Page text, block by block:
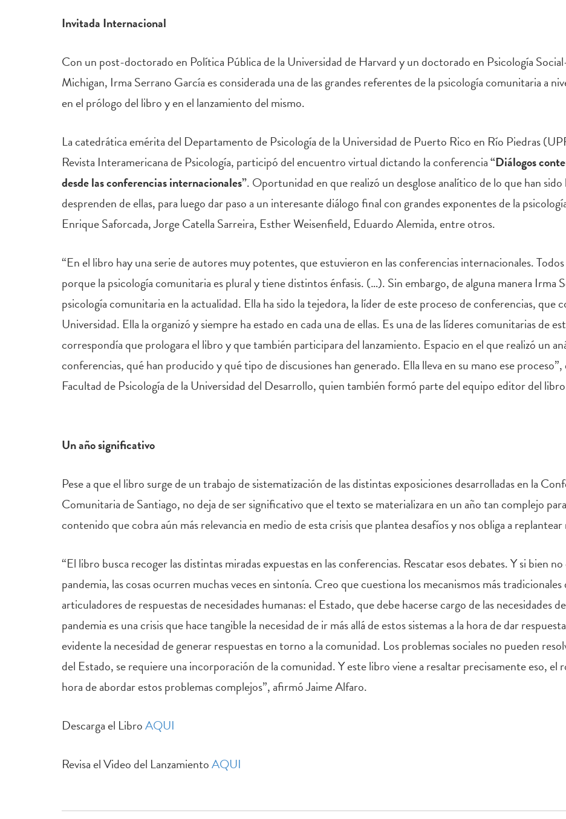
Invitada Internacional
Con un post-doctorado en Política Pública de la Universidad de Harvard y un doctorado en Psicología
Michigan, Irma Serrano García es considerada una de las grandes referentes de la psicología comunitaria a
en el prólogo del libro y en el lanzamiento del mismo.
La catedrática emérita del Departamento de Psicología de la Universidad de Puerto Rico en Río Piedras
Revista Interamericana de Psicología, participó del encuentro virtual dictando la conferencia“Diálogos
desde las conferencias internacionales”. Oportunidad en que realizó un desglose analítico de lo que han
desprenden de ellas, para luego dar paso a un interesante diálogo final con grandes exponentes de la
Enrique Saforcada, Jorge Catella Sarreira, Esther Weisenfield, Eduardo Alemida, entre otros.
“En el libro hay una serie de autores muy potentes, que estuvieron en las conferencias internacionales.
porque la psicología comunitaria es plural y tiene distintos énfasis. (…). Sin embargo, de alguna manera Irma
psicología comunitaria en la actualidad. Ella ha sido la tejedora, la líder de este proceso de conferencias, que
Universidad. Ella la organizó y siempre ha estado en cada una de ellas. Es una de las líderes comunitarias de
correspondía que prologara el libro y que también participara del lanzamiento. Espacio en el que realizó un
conferencias, qué han producido y qué tipo de discusiones han generado. Ella lleva en su mano ese
Facultad de Psicología de la Universidad del Desarrollo, quien también formó parte del equipo editor del
Un año significativo
Pese a que el libro surge de un trabajo de sistematización de las distintas exposiciones desarrolladas en la
Comunitaria de Santiago, no deja de ser significativo que el texto se materializara en un año tan complejo
contenido que cobra aún más relevancia en medio de esta crisis que plantea desafíos y nos obliga a
“El libro busca recoger las distintas miradas expuestas en las conferencias. Rescatar esos debates. Y si bien
pandemia, las cosas ocurren muchas veces en sintonía. Creo que cuestiona los mecanismos más
articuladores de respuestas de necesidades humanas: el Estado, que debe hacerse cargo de las necesidades
pandemia es una crisis que hace tangible la necesidad de ir más allá de estos sistemas a la hora de dar
evidente la necesidad de generar respuestas en torno a la comunidad. Los problemas sociales no pueden
del Estado, se requiere una incorporación de la comunidad. Y este libro viene a resaltar precisamente eso,
hora de abordar estos problemas complejos”, afirmó Jaime Alfaro.
Descarga el LibroAQUI
Revisa el Video del LanzamientoAQUI